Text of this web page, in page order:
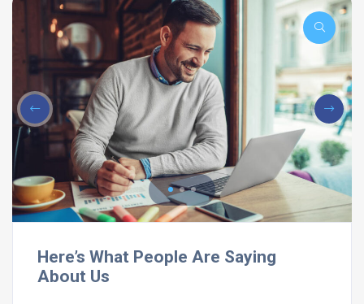
Here’s What People Are Saying
About Us